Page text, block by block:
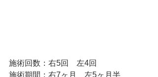
施術回数：右5回　左4回
施術期間：右7ヶ月　左5ヶ月半